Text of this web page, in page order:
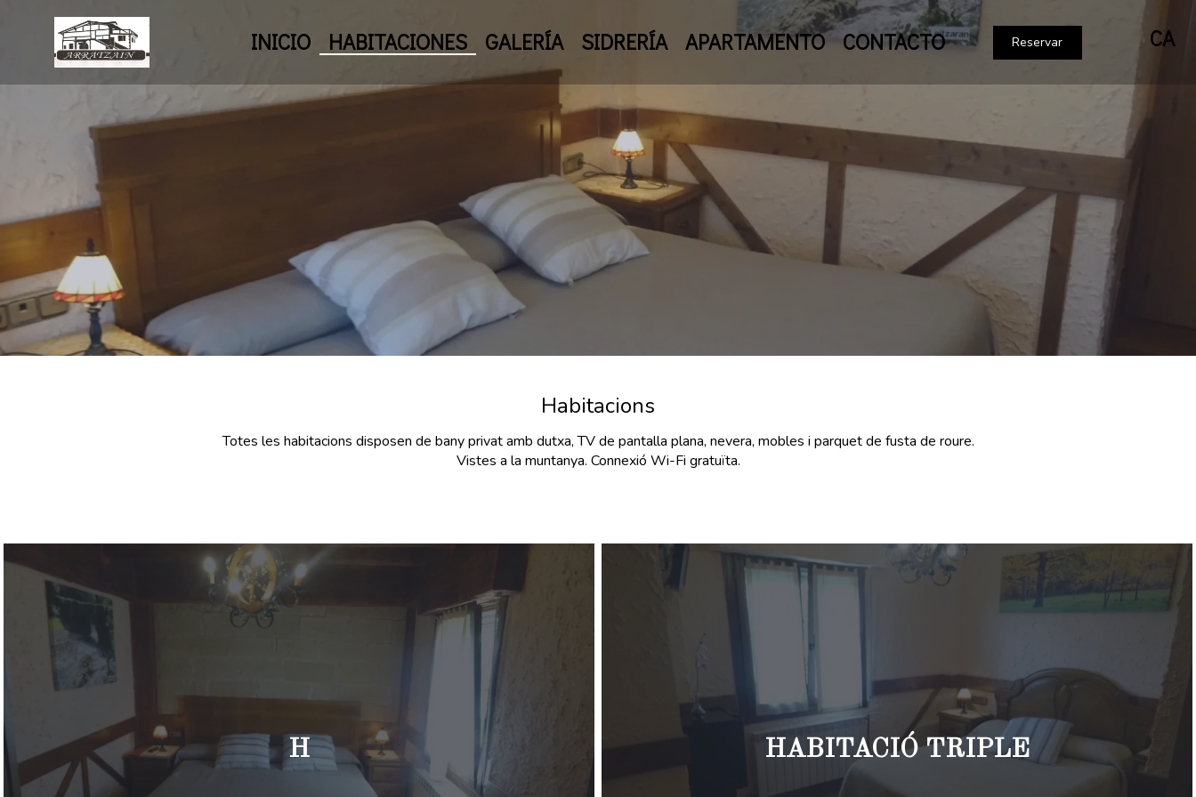
INICIO HABITACIONES GALERÍA SIDRERÍA APARTAMENTO CONTACTO Reservar CA
Habitacions
Totes les habitacions disposen de bany privat amb dutxa, TV de pantalla plana, nevera, mobles i parquet de fusta de roure.
Vistes a la muntanya. Connexió Wi-Fi gratuïta.
H HABITACIÓ TRIPLE